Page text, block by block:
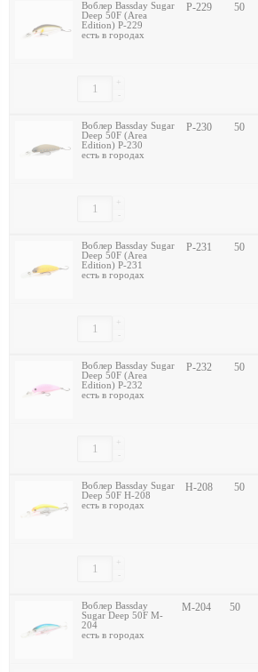
Воблер Bassday Sugar
Deep 50F (Area
Edition) P-229
есть в городах
P-229 50
-
+
Воблер Bassday Sugar
Deep 50F (Area
Edition) P-230
есть в городах
P-230 50
-
+
Воблер Bassday Sugar
Deep 50F (Area
Edition) P-231
есть в городах
P-231 50
-
+
Воблер Bassday Sugar
Deep 50F (Area
Edition) P-232
есть в городах
P-232 50
-
+
Воблер Bassday Sugar
Deep 50F H-208
есть в городах
H-208 50
-
+
Воблер Bassday
Sugar Deep 50F M-
204
есть в городах
M-204 50